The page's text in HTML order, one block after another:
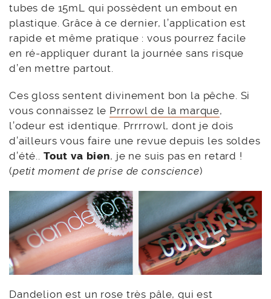
tubes de 15mL qui possèdent un embout en
plastique. Grâce à ce dernier, l’application est
rapide et même pratique : vous pourrez facile
en ré-appliquer durant la journée sans risque
d’en mettre partout.
Ces gloss sentent divinement bon la pêche. Si
vous connaissez le Prrrowl de la marque,
l’odeur est identique. Prrrrowl, dont je dois
d’ailleurs vous faire une revue depuis les soldes
d’été.. Tout va bien, je ne suis pas en retard !
(petit moment de prise de conscience)
Dandelion est un rose très pâle, qui est